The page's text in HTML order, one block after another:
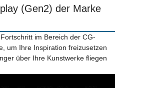
(Gen2) der Marke
im Bereich der CG-
um Ihre Inspiration freizusetzen
über Ihre Kunstwerke fliegen